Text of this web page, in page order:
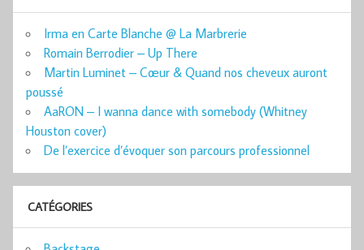
Irma en Carte Blanche @ La Marbrerie
Romain Berrodier – Up There
Martin Luminet – Cœur & Quand nos cheveux auront
poussé
AaRON – I wanna dance with somebody (Whitney
Houston cover)
De l’exercice d’évoquer son parcours professionnel
CATÉGORIES